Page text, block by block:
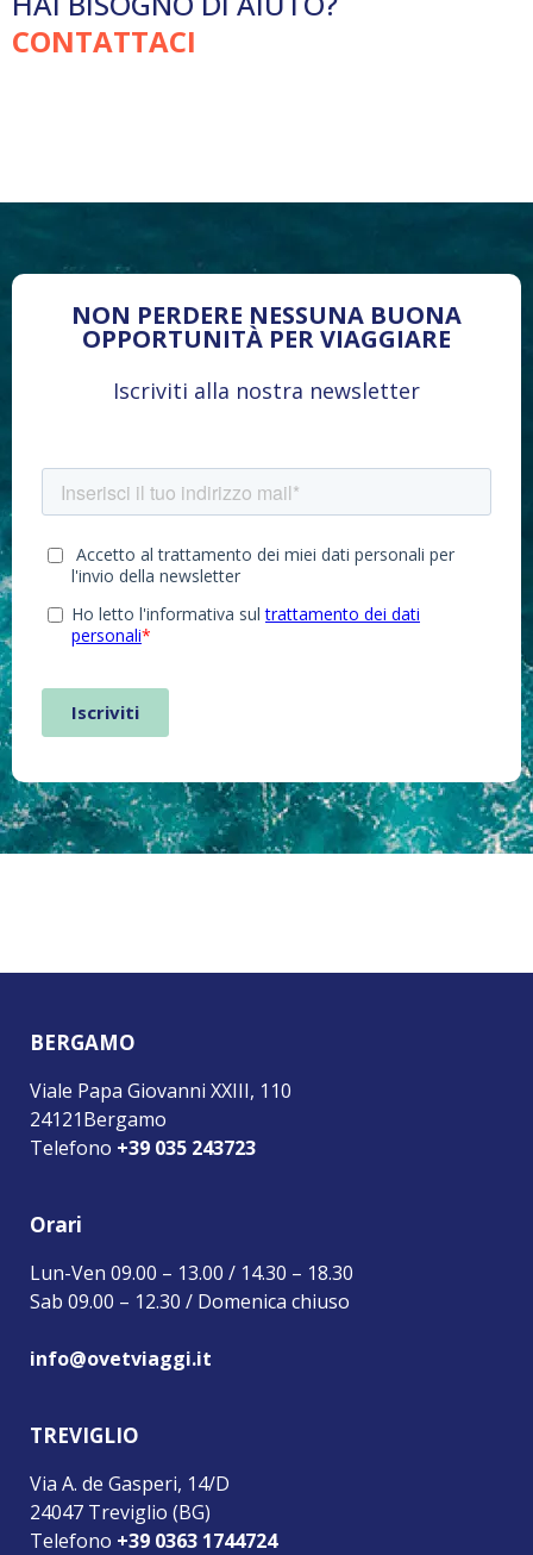
CONTATTACI
NON PERDERE NESSUNA BUONA
OPPORTUNITÀ PER VIAGGIARE
Iscriviti alla nostra newsletter
BERGAMO
Viale Papa Giovanni XXIII, 110
24121Bergamo
Telefono +39 035 243723
Orari
Lun-Ven 09.00 – 13.00 / 14.30 – 18.30
Sab 09.00 – 12.30 / Domenica chiuso
info@ovetviaggi.it
TREVIGLIO
Via A. de Gasperi, 14/D
24047 Treviglio (BG)
Telefono +39 0363 1744724